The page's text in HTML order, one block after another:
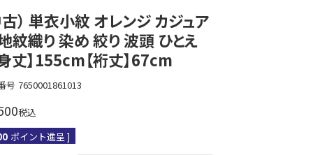
古） 単衣小紋 オレンジ カジュア
紋織り 染め 絞り 波頭 ひとえ
丈】155cm【裄丈】67cm
号 7650001861013
税込
ポイント進呈 ]